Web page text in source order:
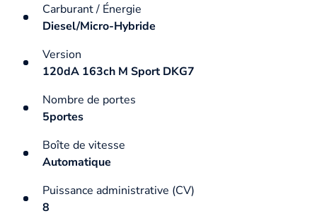
Carburant / Énergie
Diesel/Micro-Hybride
Version
120dA 163ch M Sport DKG7
Nombre de portes
5portes
Boîte de vitesse
Automatique
Puissance administrative (CV)
8